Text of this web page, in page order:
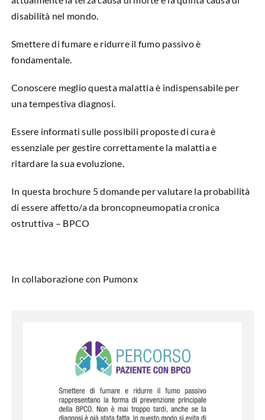
disabilità nel mondo.
Smettere di fumare e ridurre il fumo passivo è
fondamentale.
Conoscere meglio questa malattia è indispensabile per
una tempestiva diagnosi.
Essere informati sulle possibili proposte di cura è
essenziale per gestire correttamente la malattia e
ritardare la sua evoluzione.
In questa brochure 5 domande per valutare la probabilità
di essere affetto/a da broncopneumopatia cronica
ostruttiva – BPCO
In collaborazione con Pumonx